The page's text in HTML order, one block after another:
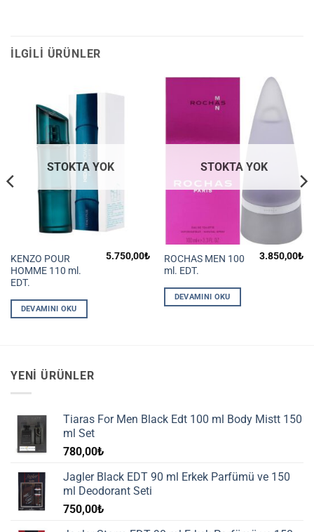
İLGILI ÜRÜNLER
STOKTA YOK
KENZO POUR
HOMME 110 ml.
EDT.
5.750,00₺
DEVAMINI OKU
STOKTA YOK
ROCHAS MEN 100
ml. EDT.
3.850,00₺
DEVAMINI OKU
YENI ÜRÜNLER
Tiaras For Men Black Edt 100 ml Body Mistt 150
ml Set
780,00₺
Jagler Black EDT 90 ml Erkek Parfümü ve 150
ml Deodorant Seti
750,00₺